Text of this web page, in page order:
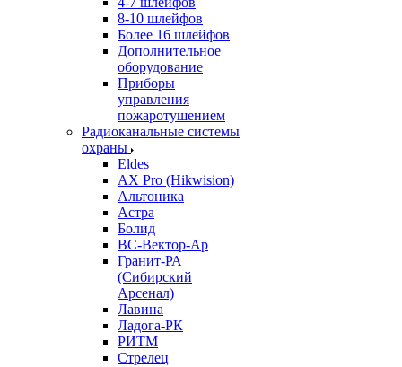
8-10 шлейфов
Более 16 шлейфов
Дополнительное
оборудование
Приборы
управления
пожаротушением
Радиоканальные системы
охраны
Eldes
AX Pro (Hikwision)
Альтоника
Астра
Болид
ВС-Вектор-Ар
Гранит-РА
(Сибирский
Арсенал)
Лавина
Ладога-РК
РИТМ
Стрелец